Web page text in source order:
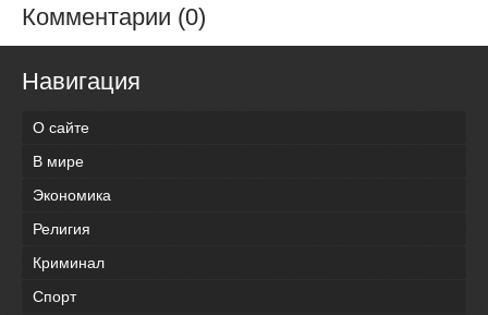
Комментарии (0)
Навигация
О сайте
В мире
Экономика
Религия
Криминал
Спорт